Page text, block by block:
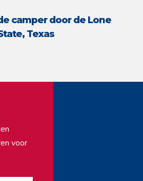
camper door de Lone
Texas
voor